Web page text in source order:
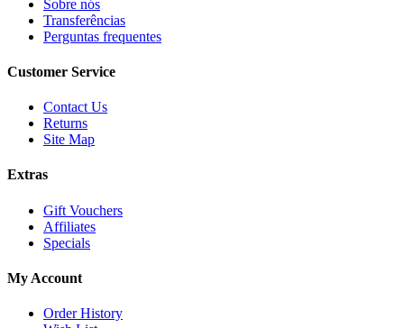
Sobre nós
Transferências
Perguntas frequentes
Customer Service
Contact Us
Returns
Site Map
Extras
Gift Vouchers
Affiliates
Specials
My Account
Order History